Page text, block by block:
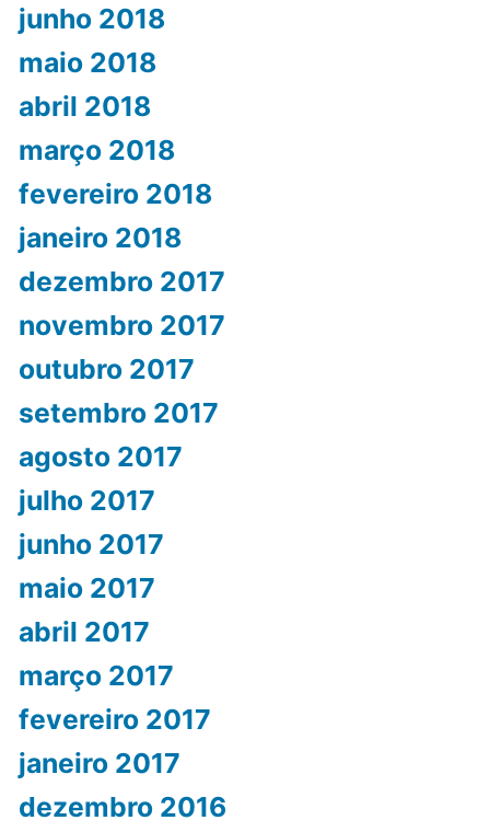
junho 2018
maio 2018
abril 2018
março 2018
fevereiro 2018
janeiro 2018
dezembro 2017
novembro 2017
outubro 2017
setembro 2017
agosto 2017
julho 2017
junho 2017
maio 2017
abril 2017
março 2017
fevereiro 2017
janeiro 2017
dezembro 2016